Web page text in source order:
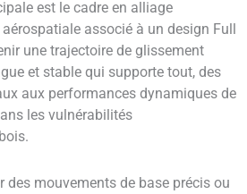
est le cadre en alliage
associé à un design Full
une trajectoire de glissement
et stable qui supporte tout, des
aux performances dynamiques de
les vulnérabilités
des mouvements de base précis ou